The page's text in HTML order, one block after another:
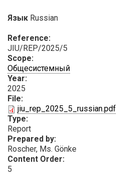
Язык Russian
Reference:
JIU/REP/2025/5
Scope:
Общесистемный
Year:
2025
File:
jiu_rep_2025_5_russian.pdf
Type:
Report
Prepared by:
Roscher, Ms. Gönke
Content Order:
5